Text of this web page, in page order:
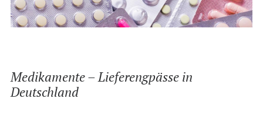
LABOR
ERNÄHRUNG
KONTAKT
Medikamente – Lieferengpässe in
Deutschland